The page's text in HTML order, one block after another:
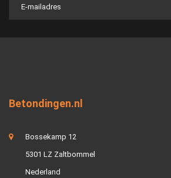
Betondingen.nl
Bossekamp 12
5301 LZ Zaltbommel
Nederland